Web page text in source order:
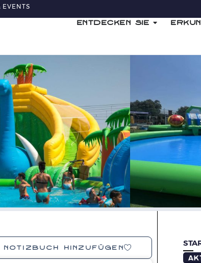
EVENTS
Entdecken Sie
NOTIZBUCH HINZUFÜGEN